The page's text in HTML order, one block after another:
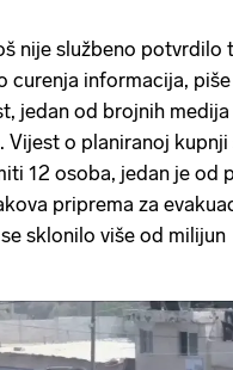
nije službeno potvrdilo
curenja informacija,
jedan od brojnih
Vijest o planiranoj kupnji
12 osoba, jedan je od
priprema za
sklonilo više od milijun